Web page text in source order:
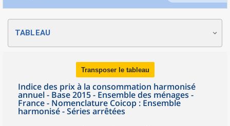
TABLEAU
Transposer le tableau
Indice des prix à la consommation harmonisé
annuel - Base 2015 - Ensemble des ménages -
France - Nomenclature Coicop : Ensemble
harmonisé - Séries arrêtées